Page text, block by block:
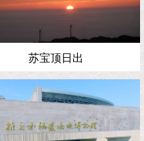
苏宝顶日出